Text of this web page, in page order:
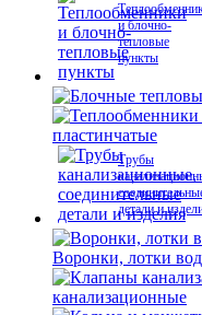
и блочно-
тепловые
пункты
пластинчатые
Трубы
детали и
Воронки, лотки
канализационные